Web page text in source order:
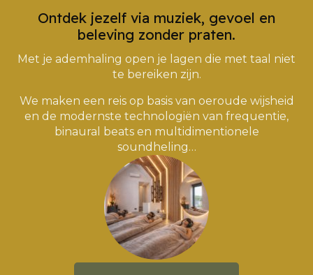
Ontdek jezelf via muziek, gevoel en
beleving zonder praten.
Met je ademhaling open je lagen die met taal niet
te bereiken zijn.
We maken een reis op basis van oeroude wijsheid
en de modernste technologiën van frequentie,
binaural beats en multidimentionele
soundheling…